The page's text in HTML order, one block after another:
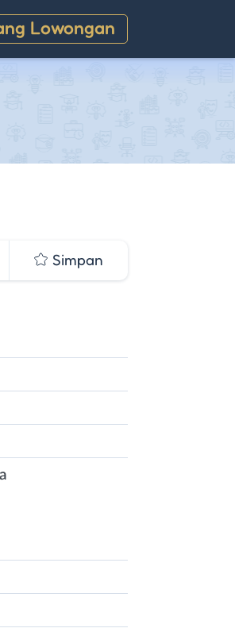
Lowongan
Simpan